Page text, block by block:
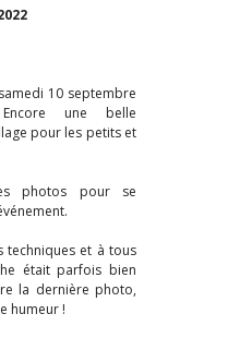
10 septembre
une belle
pour les petits et
photos pour se
techniques et à tous
était parfois bien
la dernière photo,
humeur !